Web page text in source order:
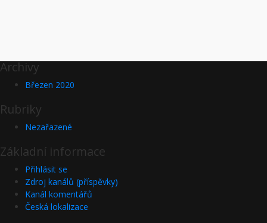
Archivy
Březen 2020
Rubriky
Nezařazené
Základní informace
Přihlásit se
Zdroj kanálů (příspěvky)
Kanál komentářů
Česká lokalizace